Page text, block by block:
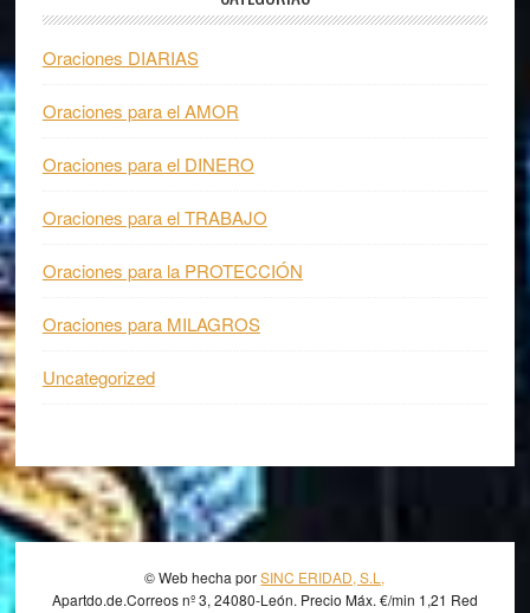
Oraciones DIARIAS
Oraciones para el AMOR
Oraciones para el DINERO
Oraciones para el TRABAJO
Oraciones para la PROTECCIÓN
Oraciones para MILAGROS
Uncategorized
© Web hecha porSINC ERIDAD, S.L,
Apartdo.de.Correos nº 3, 24080-León. Precio Máx. €/min 1,21 Red